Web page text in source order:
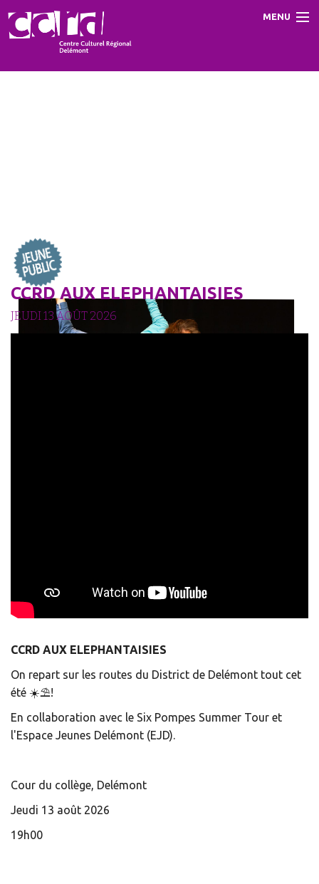
MENU
CCRD AUX ELEPHANTAISIES
JEUDI 13 AOÛT 2026
CCRD AUX ELEPHANTAISIES
On repart sur les routes du District de Delémont tout cet
été ☀️⛱!
En collaboration avec le Six Pompes Summer Tour et
l'Espace Jeunes Delémont (EJD).
Cour du collège, Delémont
Jeudi 13 août 2026
19h00